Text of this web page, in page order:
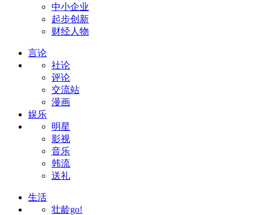
中小企业
起步创新
财经人物
言论
社论
评论
交流站
漫画
娱乐
明星
影视
音乐
韩流
送礼
生活
壮龄go!